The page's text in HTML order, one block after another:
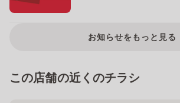
お知らせをもっと見る
この店舗の近くのチラシ